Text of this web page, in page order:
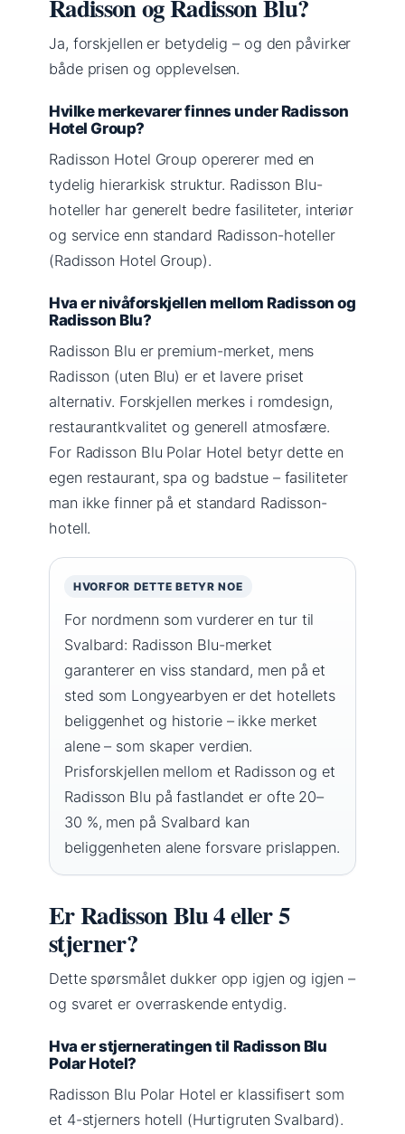
Radisson og Radisson Blu?
Ja, forskjellen er betydelig – og den påvirker
både prisen og opplevelsen.
Hvilke merkevarer finnes under Radisson
Hotel Group?
Radisson Hotel Group opererer med en
tydelig hierarkisk struktur. Radisson Blu-
hoteller har generelt bedre fasiliteter, interiør
og service enn standard Radisson-hoteller
(Radisson Hotel Group).
Hva er nivåforskjellen mellom Radisson og
Radisson Blu?
Radisson Blu er premium-merket, mens
Radisson (uten Blu) er et lavere priset
alternativ. Forskjellen merkes i romdesign,
restaurantkvalitet og generell atmosfære.
For Radisson Blu Polar Hotel betyr dette en
egen restaurant, spa og badstue – fasiliteter
man ikke finner på et standard Radisson-
hotell.
HVORFOR DETTE BETYR NOE
For nordmenn som vurderer en tur til
Svalbard: Radisson Blu-merket
garanterer en viss standard, men på et
sted som Longyearbyen er det hotellets
beliggenhet og historie – ikke merket
alene – som skaper verdien.
Prisforskjellen mellom et Radisson og et
Radisson Blu på fastlandet er ofte 20–
30 %, men på Svalbard kan
beliggenheten alene forsvare prislappen.
Er Radisson Blu 4 eller 5
stjerner?
Dette spørsmålet dukker opp igjen og igjen –
og svaret er overraskende entydig.
Hva er stjerneratingen til Radisson Blu
Polar Hotel?
Radisson Blu Polar Hotel er klassifisert som
et 4-stjerners hotell (Hurtigruten Svalbard).